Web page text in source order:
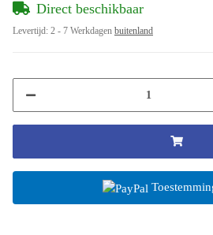
Direct beschikbaar
Levertijd: 2 - 7 Werkdagen buitenland